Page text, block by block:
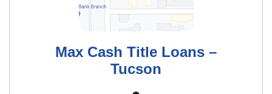
Max Cash Title Loans –
Tucson